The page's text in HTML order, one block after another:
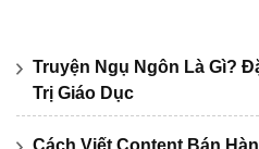
Truyện Ngụ Ngôn Là Gì?
Trị Giáo Dục
Cách Viết Content Bán